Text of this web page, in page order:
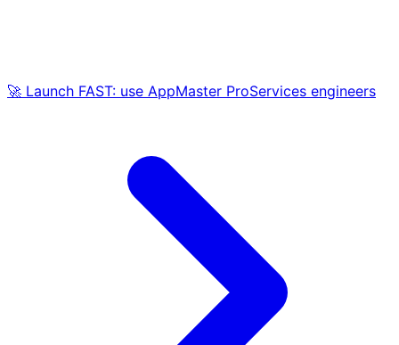
🚀 Launch FAST: use AppMaster ProServices engineers